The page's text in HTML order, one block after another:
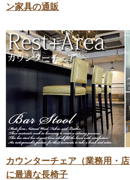
ン家具の通販
カウンターチェア（業務用・
に最適な長椅子